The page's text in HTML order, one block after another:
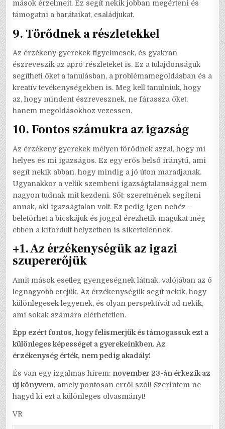
mások érzelmeit. Ez segít nekik jobban megérteni és
támogatni a barátaikat, családjukat.
9. Törődnek a részletekkel
Az érzékeny gyerekek figyelmesek, és gyakran
észreveszik az apró részleteket is. Ez a tulajdonságuk
segítheti őket a tanulásban, a problémamegoldásban és a
kreatív tevékenységekben is. Meg kell tanulniuk, hogy
az, hogy mindent észrevesznek, ne fárassza őket,
hanem megoldásokhoz vezessen.
10. Fontos számukra az igazság
Az érzékeny gyerekek mélyen törődnek azzal, hogy mi
helyes és mi igazságos. Ez egy erős belső iránytű, ami
segít nekik abban, hogy mindig a jó úton maradjanak.
Ugyanakkor a velük szembeni igazságtalansággal nem
nagyon tudnak mit kezdeni. Sőt: szeretnének segíteni
annak, aki igazságtalan volt. Ez pedig igen nehéz –
beletörhet a bicskájuk és joggal érezhetik magukat még
ebben a kifordult helyzetben is sikertelennek.
+1.Az érzékenységük az igazi
szupererőjük
Amit mások esetleg gyengeségnek látnak, valójában az ő
legnagyobb erejük. Az érzékenységük segít nekik, hogy
különlegesek legyenek, és olyan perspektívát ad nekik,
ami sokak számára elérhetetlen.
Épp ezért fontos, hogy felismerjük és támogassuk ezt a
különleges képességet a gyerekeinkben. Az
érzékenység érték, nem pedig akadály!
És van egy izgalmas hírem: november 23-án érkezik az
új könyvem, amely pontosan erről szól! Szerintem ne
hagyd ki ezt a különleges olvasmányt!
VR